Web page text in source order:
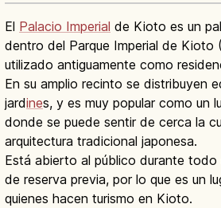
El Palacio Imperial de Kioto es un
dentro del Parque Imperial de
utilizado antiguamente como
En su amplio recinto se distribuyen
jardines, y es muy popular como un
donde se puede sentir de cerca la
arquitectura tradicional japonesa.
Está abierto al público durante todo
de reserva previa, por lo que es un
quienes hacen turismo en Kioto.